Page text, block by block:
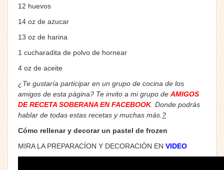
12 huevos
14 oz de azucar
13 oz de harina
1 cucharadita de polvo de hornear
4 oz de aceite
¿Te gustaría participar en un grupo de cocina de los
amigos de esta página? Te invito a mi grupo de AMIGOS
DE RECETA SOBERANA EN FACEBOOK. Donde podrás
hablar de todas estas recetas y muchas más. ?
Cómo rellenar y decorar un pastel de frozen
MIRA LA PREPARACÍON Y DECORACIÓN EN VIDEO